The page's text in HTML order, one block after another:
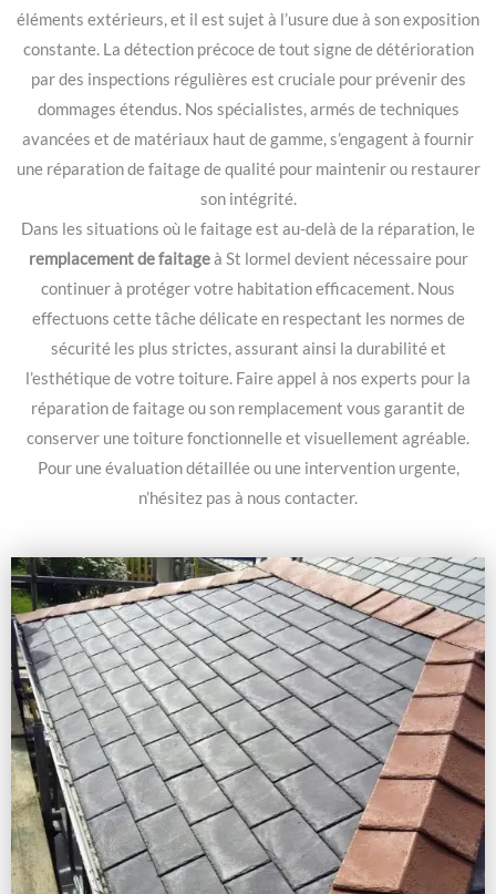
éléments extérieurs, et il est sujet à l’usure due à son exposition
constante. La détection précoce de tout signe de détérioration
par des inspections régulières est cruciale pour prévenir des
dommages étendus. Nos spécialistes, armés de techniques
avancées et de matériaux haut de gamme, s’engagent à fournir
une réparation de faitage de qualité pour maintenir ou restaurer
son intégrité.
Dans les situations où le faitage est au-delà de la réparation, le
remplacement de faitageà St lormel devient nécessaire pour
continuer à protéger votre habitation efficacement. Nous
effectuons cette tâche délicate en respectant les normes de
sécurité les plus strictes, assurant ainsi la durabilité et
l’esthétique de votre toiture. Faire appel à nos experts pour la
réparation de faitage ou son remplacement vous garantit de
conserver une toiture fonctionnelle et visuellement agréable.
Pour une évaluation détaillée ou une intervention urgente,
n’hésitez pas à nous contacter.